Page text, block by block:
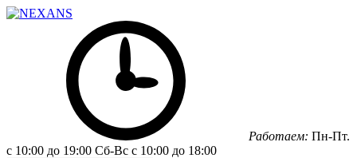
Работаем: Пн-Пт.
с 10:00 до 19:00 Сб-Вс с 10:00 до 18:00